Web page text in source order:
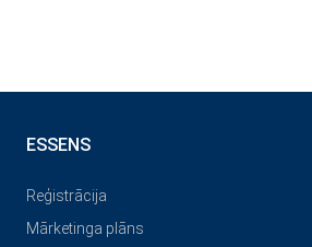
ESSENS
Reģistrācija
Mārketinga plāns